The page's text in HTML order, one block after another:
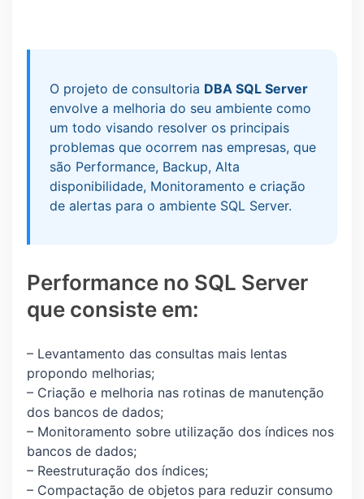
O projeto de consultoria DBA SQL Server
envolve a melhoria do seu ambiente como
um todo visando resolver os principais
problemas que ocorrem nas empresas, que
são Performance, Backup, Alta
disponibilidade, Monitoramento e criação
de alertas para o ambiente SQL Server.
Performance no SQL Server
que consiste em:
– Levantamento das consultas mais lentas
propondo melhorias;
– Criação e melhoria nas rotinas de manutenção
dos bancos de dados;
– Monitoramento sobre utilização dos índices nos
bancos de dados;
– Reestruturação dos índices;
– Compactação de objetos para reduzir consumo